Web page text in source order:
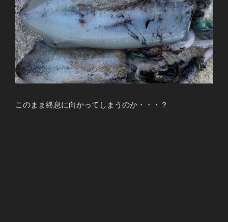
このまま終息に向かってしまうのか・・・？